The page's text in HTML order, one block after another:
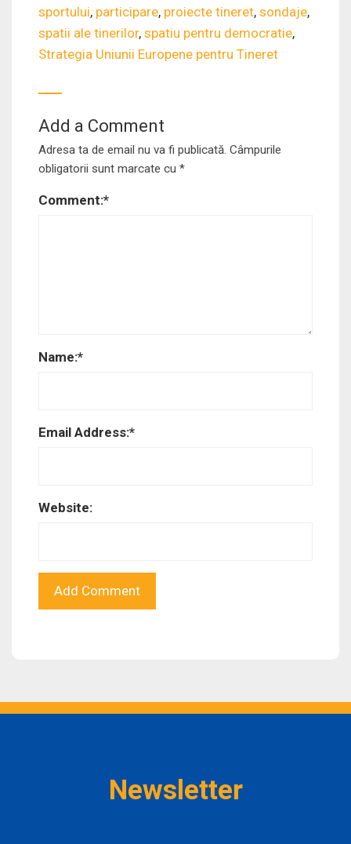
sportului, participare, proiecte tineret, sondaje,
spatii ale tinerilor, spatiu pentru democratie,
Strategia Uniunii Europene pentru Tineret
Add a Comment
Adresa ta de email nu va fi publicată. Câmpurile
obligatorii sunt marcate cu *
Comment:*
Name:*
Email Address:*
Website:
Newsletter